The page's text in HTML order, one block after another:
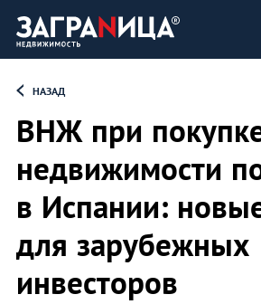
НАЗАД
ВНЖ при
недвижимости
в Испании:
для зарубежных
инвесторов